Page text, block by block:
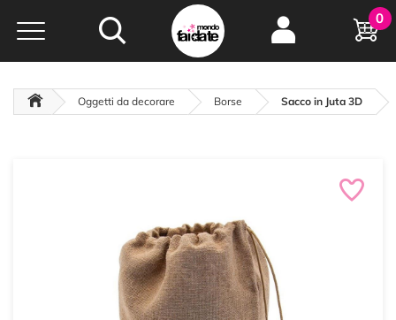
Hobby e
creatività...
oltre 15 anni online
0
Oggetti da decorare Borse Sacco in Juta 3D